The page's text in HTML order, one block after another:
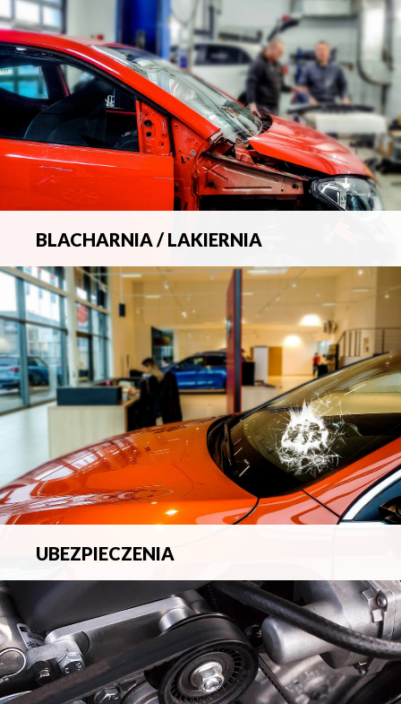
BLACHARNIA / LAKIERNIA
Kompleksowa obsługa wszelkich napraw
blacharsko-lakierniczych.
UBEZPIECZENIA
Pełna ochrona ubezpieczeniowa w zakresie wszelkich